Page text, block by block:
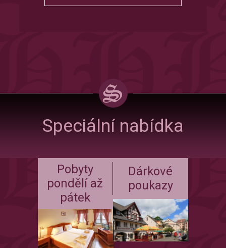
Speciální nabídka
Pobyty
pondělí až
pátek
Dárkové
poukazy